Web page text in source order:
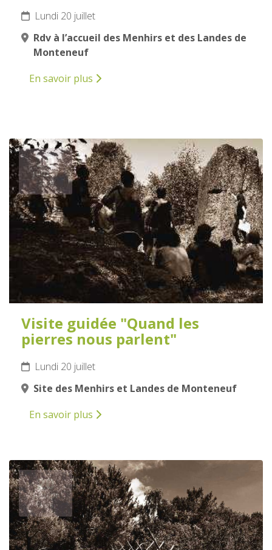
Lundi 20 juillet
Rdv à l’accueil des Menhirs et des Landes de
Monteneuf
En savoir plus
20
JUILLET
2026
Visite guidée "Quand les
pierres nous parlent"
Lundi 20 juillet
Site des Menhirs et Landes de Monteneuf
En savoir plus
20
JUILLET
2026